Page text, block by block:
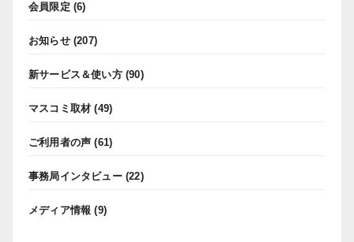
会員限定 (6)
お知らせ(207)
新サービス＆使い方(90)
マスコミ取材 (49)
ご利用者の声 (61)
事務局インタビュー(22)
メディア情報 (9)